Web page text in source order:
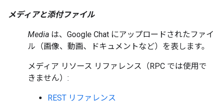
メディアと添付ファイル
Media は、Google Chat にアップロードされたファイ
ル（画像、動画、ドキュメントなど）を表します。
メディア リソース リファレンス（RPC では使用で
きません）:
REST リファレンス